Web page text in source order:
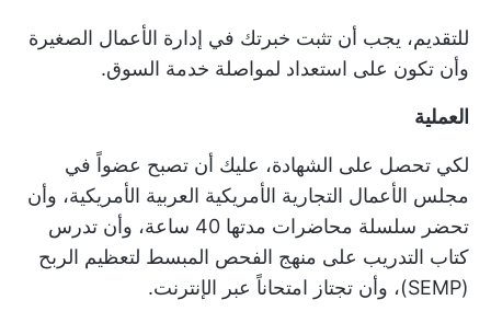
للتقديم، يجب أن تثبت خبرتك في إدارة الأعمال الصغيرة
وأن تكون على استعداد لمواصلة خدمة السوق.
العملية
لكي تحصل على الشهادة، عليك أن تصبح عضواً في
مجلس الأعمال التجارية الأمريكية العربية الأمريكية، وأن
تحضر سلسلة محاضرات مدتها 40 ساعة، وأن تدرس
كتاب التدريب على منهج الفحص المبسط لتعظيم الربح
(SEMP)، وأن تجتاز امتحاناً عبر الإنترنت.